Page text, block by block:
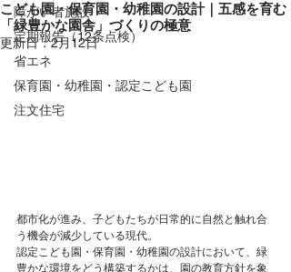
障がい者施設
定期報告（12条点検）
省エネ
保育園・幼稚園・認定こども園
注文住宅
こども園・保育園・幼稚園の設計｜五感を育む
「緑豊かな園舎」づくりの極意
更新日：2月12日
都市化が進み、子どもたちが日常的に自然と触れ合
う機会が減少している現代。
認定こども園・保育園・幼稚園の設計において、緑
豊かな環境をどう構築するかは、園の教育方針を象